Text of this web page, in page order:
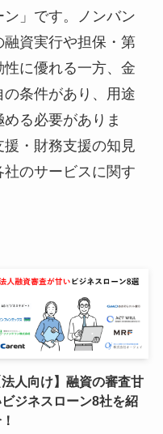
」です。ノンバン
資実行や担保・第
に優れる一方、金
条件があり、用途
る必要がありま
・財務支援の知見
のサービスに関す
法人向け】融資の審査甘
ジネスローン8社を紹